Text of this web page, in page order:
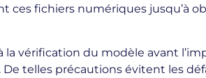
ces fichiers numériques jusqu’à
vérification du modèle avant
De telles précautions évitent les